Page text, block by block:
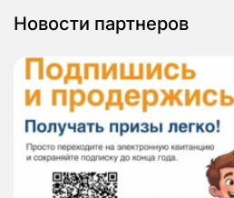
Новости партнеров